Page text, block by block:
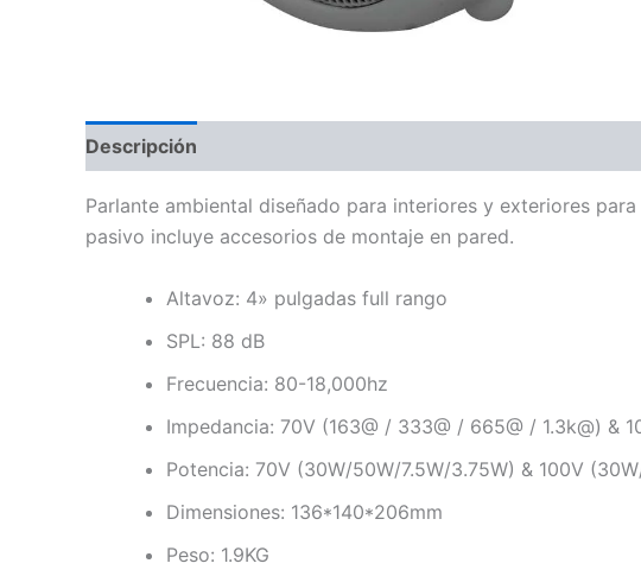
Descripción
Parlante ambiental diseñado para interiores y exteriores
pasivo incluye accesorios de montaje en pared.
Altavoz: 4» pulgadas full rango
SPL: 88 dB
Frecuencia: 80-18,000hz
Impedancia: 70V (163@ / 333@ / 665@ / 1.3k@) &
Potencia: 70V (30W/50W/7.5W/3.75W) & 100V
Dimensiones: 136*140*206mm
Peso: 1.9KG